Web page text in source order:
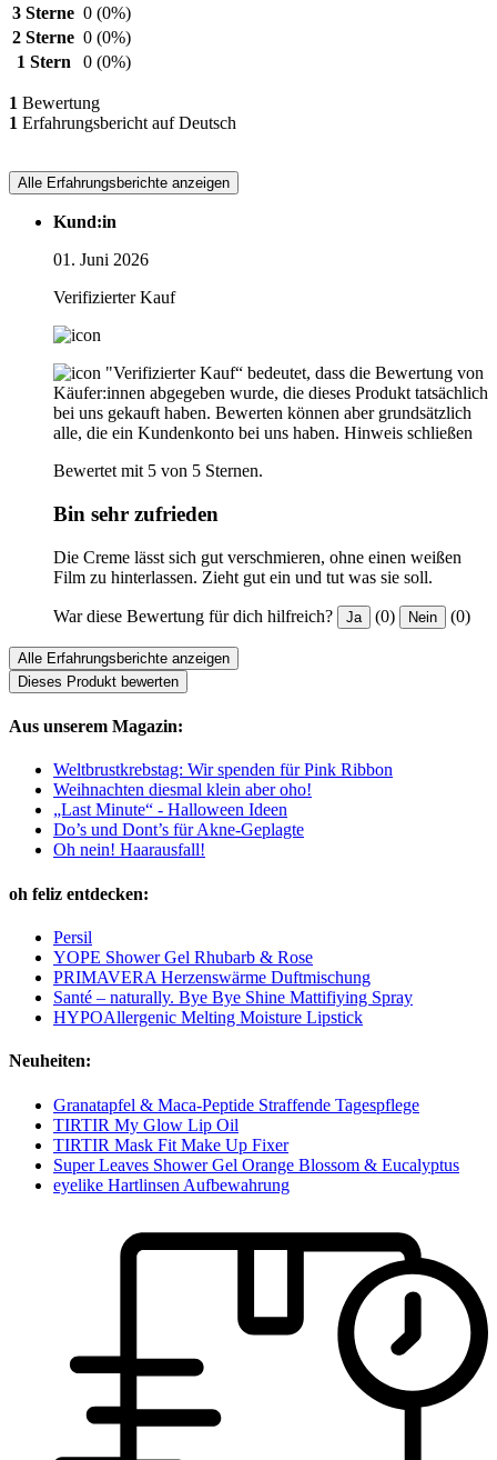
3 Sterne 0 (0%)
2 Sterne 0 (0%)
1 Stern
0 (0%)
1 Bewertung
1 Erfahrungsbericht auf Deutsch
Alle Erfahrungsberichte anzeigen
Kund:in
01. Juni 2026
Verifizierter Kauf
"Verifizierter Kauf“ bedeutet, dass die Bewertung von
Käufer:innen abgegeben wurde, die dieses Produkt tatsächlich
bei uns gekauft haben. Bewerten können aber grundsätzlich
alle, die ein Kundenkonto bei uns haben. Hinweis schließen
Bewertet mit 5 von 5 Sternen.
Bin sehr zufrieden
Die Creme lässt sich gut verschmieren, ohne einen weißen
Film zu hinterlassen. Zieht gut ein und tut was sie soll.
War diese Bewertung für dich hilfreich? Ja (0) Nein (0)
Alle Erfahrungsberichte anzeigen
Dieses Produkt bewerten
Aus unserem Magazin:
Weltbrustkrebstag: Wir spenden für Pink Ribbon
Weihnachten diesmal klein aber oho!
„Last Minute“ - Halloween Ideen
Do’s und Dont’s für Akne-Geplagte
Oh nein! Haarausfall!
oh feliz entdecken:
Persil
YOPE Shower Gel Rhubarb & Rose
PRIMAVERA Herzenswärme Duftmischung
Santé – naturally. Bye Bye Shine Mattifiying Spray
HYPOAllergenic Melting Moisture Lipstick
Neuheiten:
Granatapfel & Maca-Peptide Straffende Tagespflege
TIRTIR My Glow Lip Oil
TIRTIR Mask Fit Make Up Fixer
Super Leaves Shower Gel Orange Blossom & Eucalyptus
eyelike Hartlinsen Aufbewahrung